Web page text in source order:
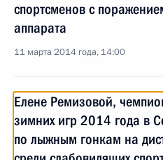
спортсменов с
аппарата
11 марта 2014 года, 14:00
Елене Ремизовой,
зимних игр 2014 года в
по лыжным гонкам на